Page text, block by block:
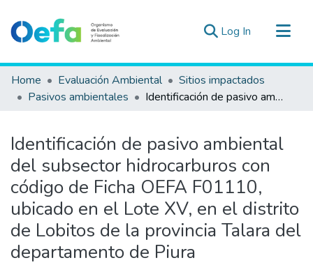
Log In (current)
Communities & Collections
All of DSpace
Estad. Externas
Guias ▾
Home Evaluación Ambiental
Sitios impactados
Pasivos ambientales
Identificación de pasivo ambiental del subsector hidrocarburos con código de Ficha OEFA F01110, ubicado en el Lote XV, en el distrito de Lobitos de la provincia Talara del departamento de Piura
Identificación de pasivo ambiental
del subsector hidrocarburos con
código de Ficha OEFA F01110,
ubicado en el Lote XV, en el distrito
de Lobitos de la provincia Talara del
departamento de Piura